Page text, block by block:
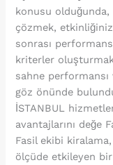
konusu olduğunda,
çözmek,
sonrası
kriterler
sahne
göz önünde
İSTANBUL
avantajlarını değe
Fasil ekibi
ölçüde etkileyen